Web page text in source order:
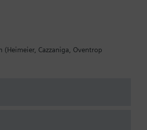
Cazzaniga, Oventrop